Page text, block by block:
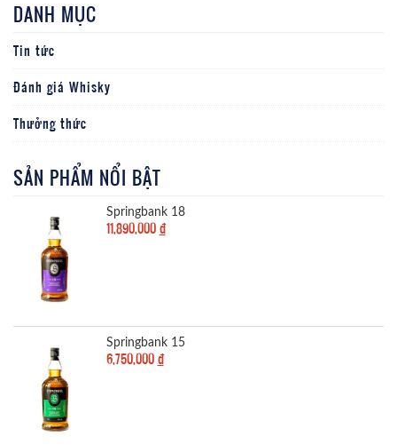
DANH MỤC
Tin tức
Đánh giá Whisky
Thưởng thức
SẢN PHẨM NỔI BẬT
Springbank 18
11,890,000 đ
Springbank 15
6,750,000 đ